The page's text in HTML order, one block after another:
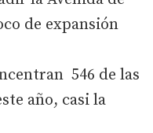
de expansión
546 de las
año, casi la